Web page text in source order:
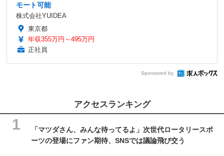
モート可能
株式会社YUIDEA
東京都
年収355万円～495万円
正社員
Sponsored by
アクセスランキング
「マツダさん、みんな待ってるよ」次世代ロータリースポ
ーツの登場にファン期待、SNSでは議論飛び交う